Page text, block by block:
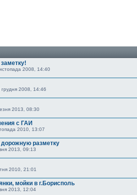
2008, 14:40
грудня 2008, 14:46
2013, 08:30
с ГАИ
2010, 13:07
дорожную разметку
2013, 09:13
2010, 21:01
мойки в г.Борисполь
2013, 12:04